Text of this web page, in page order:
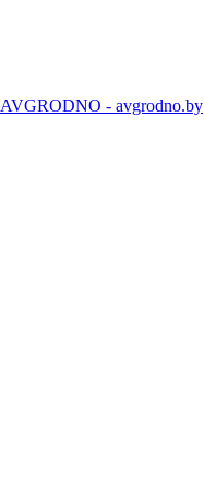
AVGRODNO - avgrodno.by